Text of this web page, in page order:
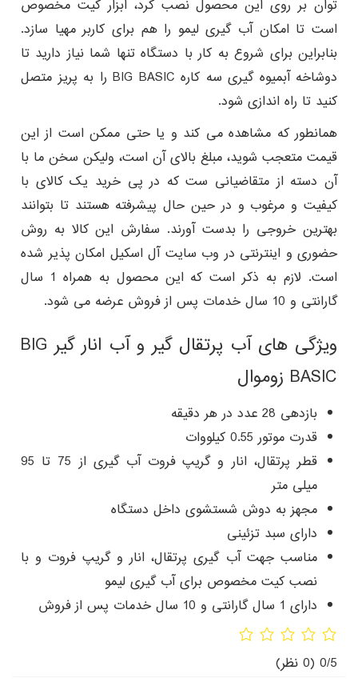
توان بر روی این محصول نصب کرد، ابزار کیت مخصوص
است تا امکان آب گیری لیمو را هم برای کاربر مهیا سازد.
بنابراین برای شروع به کار با دستگاه تنها شما نیاز دارید تا
دوشاخه آبمیوه گیری سه کاره BIG BASIC را به پریز متصل
کنید تا راه اندازی شود.
همانطور که مشاهده می کند و یا حتی ممکن است از این
قیمت متعجب شوید، مبلغ بالای آن است، ولیکن سخن ما با
آن دسته از متقاضیانی ست که در پی خرید یک کالای با
کیفیت و مرغوب و در حین حال پیشرفته هستند تا بتوانند
بهترین خروجی را بدست آورند. سفارش این کالا به روش
حضوری و اینترنتی در وب سایت آل اسکیل امکان پذیر شده
است. لازم به ذکر است که این محصول به همراه 1 سال
گارانتی و 10 سال خدمات پس از فروش عرضه می شود.
ویژگی های آب پرتقال گیر و آب انار گیر BIG
BASIC زوموال
بازدهی 28 عدد در هر دقیقه
قدرت موتور 0.55 کیلووات
قطر پرتقال، انار و گریپ فروت آب گیری از 75 تا 95
میلی متر
مجهز به دوش شستشوی داخل دستگاه
دارای سبد تزئینی
مناسب جهت آب گیری پرتقال، انار و گریپ فروت و با
نصب کیت مخصوص برای آب گیری لیمو
دارای 1 سال گارانتی و 10 سال خدمات پس از فروش
0/5 (0 نظر)